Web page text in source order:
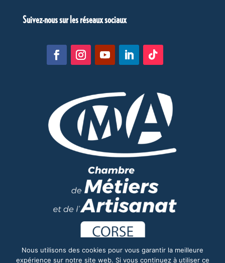
Suivez-nous sur les réseaux sociaux
Nous utilisons des cookies pour vous garantir la meilleure
expérience sur notre site web. Si vous continuez à utiliser ce